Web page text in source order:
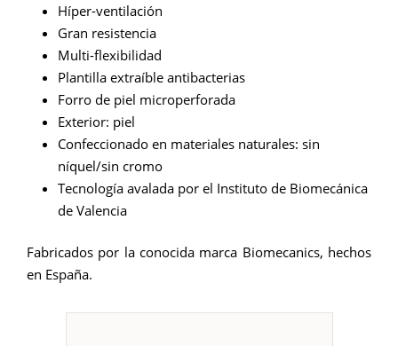
Híper-ventilación
Gran resistencia
Multi-flexibilidad
Plantilla extraíble antibacterias
Forro de piel microperforada
Exterior: piel
Confeccionado en materiales naturales: sin
níquel/sin cromo
Tecnología avalada por el Instituto de Biomecánica
de Valencia
Fabricados por la conocida marca Biomecanics, hechos
en España.